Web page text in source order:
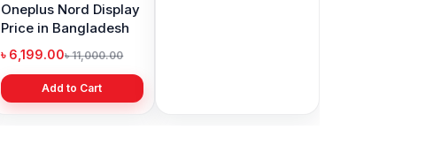
Oneplus Nord Display
Price in Bangladesh
৳ 6,199.00৳ 11,000.00
Add to Cart